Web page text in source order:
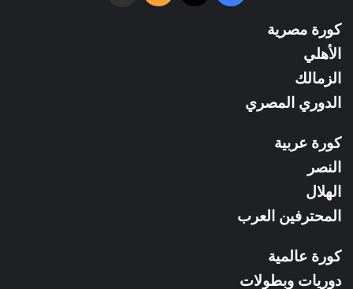
كورة مصرية
الأهلي
الزمالك
الدوري المصري
كورة عربية
النصر
الهلال
المحترفين العرب
كورة عالمية
دوريات وبطولات